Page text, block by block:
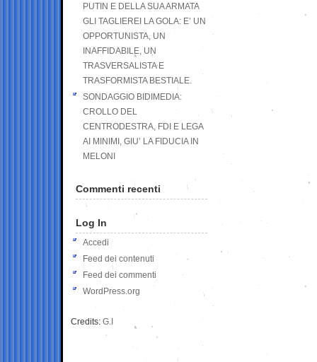
PUTIN E DELLA SUA ARMATA
GLI TAGLIEREI LA GOLA: E’ UN
OPPORTUNISTA, UN
INAFFIDABILE, UN
TRASVERSALISTA E
TRASFORMISTA BESTIALE.
SONDAGGIO BIDIMEDIA:
CROLLO DEL
CENTRODESTRA, FDI E LEGA
AI MINIMI, GIU’ LA FIDUCIA IN
MELONI
Commenti recenti
Log In
Accedi
Feed dei contenuti
Feed dei commenti
WordPress.org
Credits: G.I